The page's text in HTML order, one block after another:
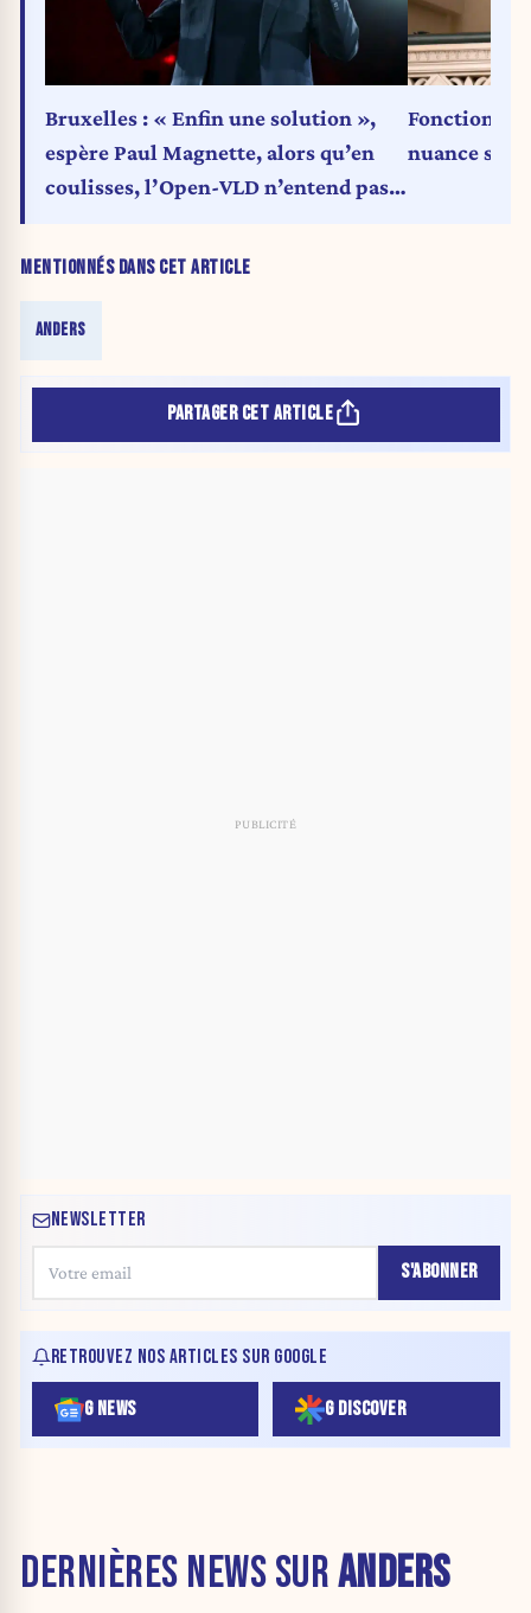
MENTIONNÉS DANS CET ARTICLE
ANDERS
Bruxelles : « Enfin une solution »,
espère Paul Magnette, alors qu’en
coulisses, l’Open-VLD n’entend pas
Fonction
nuance son
PARTAGER CET ARTICLE
NEWSLETTER
S'ABONNER
RETROUVEZ NOS ARTICLES SUR GOOGLE
G NEWS G DISCOVER
DERNIÈRES NEWS SURANDERS